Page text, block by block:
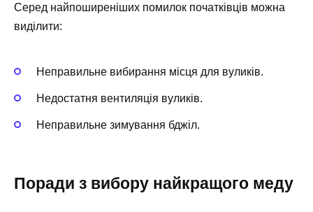
Серед найпоширеніших помилок початківців можна
виділити:
Неправильне вибирання місця для вуликів.
Недостатня вентиляція вуликів.
Неправильне зимування бджіл.
Поради з вибору найкращого меду